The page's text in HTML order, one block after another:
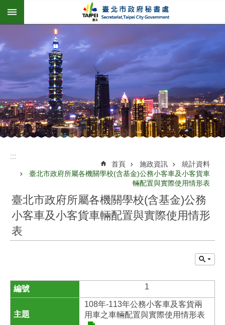
跳到主要內容區塊
:::
首頁 施政資訊
統計資料
臺北市政府所屬各機關學校(含基金)公務小客車及小客貨車
輛配置與實際使用情形表
臺北市政府所屬各機關學校(含基金)公務
小客車及小客貨車輛配置與實際使用情形
表
1
108年-113年公務小客車及客貨兩
用車之車輛配置與實際使用情形表